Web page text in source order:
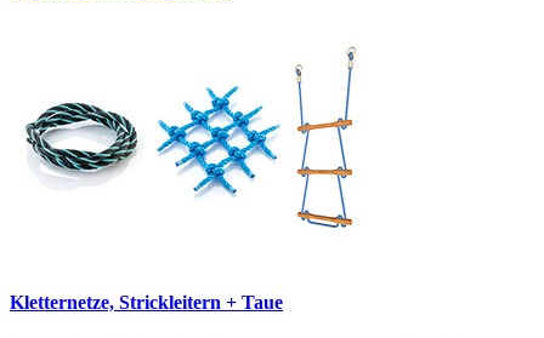
Kletternetze, Strickleitern + Taue